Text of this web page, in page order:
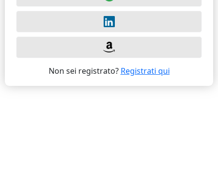
Non sei registrato? Registrati qui